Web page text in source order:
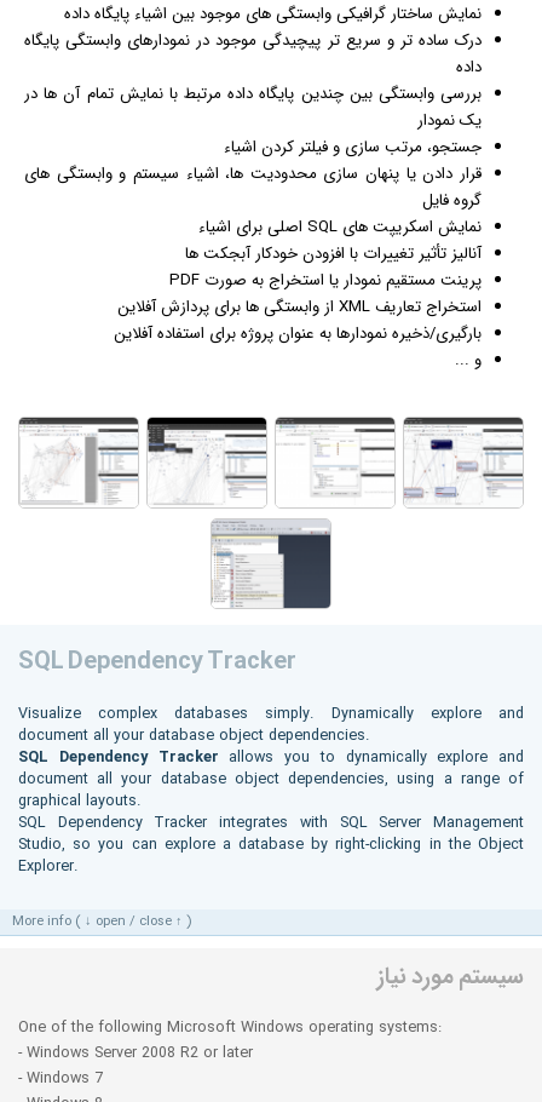
نمایش ساختارگرافیکی وابستگی های موجود بین اشیاء پایگاه داده
درک ساده تر و سریع تر پیچیدگی موجود در نمودارهای وابستگی پایگاه
داده
بررسی وابستگی بین چندین پایگاه داده مرتبط با نمایش تمام آن ها در
یک نمودار
جستجو، مرتب سازی و فیلتر کردن اشیاء
قرار دادن یا پنهان سازی محدودیت ها، اشیاء سیستم و وابستگی های
گروه فایل
نمایش اسکریپت های SQL اصلی برای اشیاء
آنالیز تأثیر تغییرات با افزودن خودکار آبجکت ها
پرینت مستقیم نمودار یا استخراج به صورت PDF
استخراج تعاریف XML از وابستگی ها برای پردازش آفلاین
بارگیری/ذخیره نمودارها به عنوان پروژه برای استفاده آفلاین
و ...
SQL Dependency Tracker
Visualize complex databases simply. Dynamically explore and
document all your database object dependencies.
SQL Dependency Tracker allows you to dynamically explore and
document all your database object dependencies, using a range of
graphical layouts.
SQL Dependency Tracker integrates with SQL Server Management
Studio, so you can explore a database by right-clicking in the Object
Explorer.
More info ( ↓ open / close ↑ )
سیستم مورد نیاز
One of the following Microsoft Windows operating systems:
- Windows Server 2008 R2 or later
- Windows 7